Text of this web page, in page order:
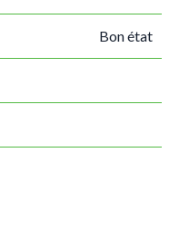
Bon état